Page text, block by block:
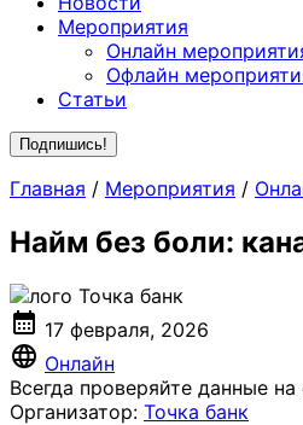
Мероприятия
Онлайн
Офлайн
Статьи
Подпишись!
Главная / Мероприятия /
Найм без боли:
calendar_month 17 февраля, 2026
language Онлайн
Всегда проверяйте данные
Организатор: Точка банк